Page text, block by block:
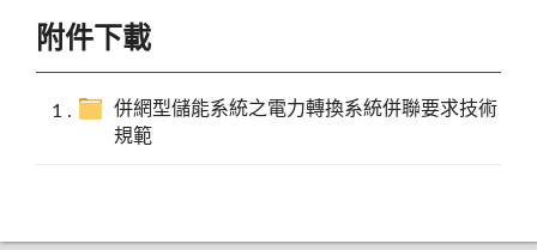
附件下載
併網型儲能系統之電力轉換系統併聯要求技術
規範